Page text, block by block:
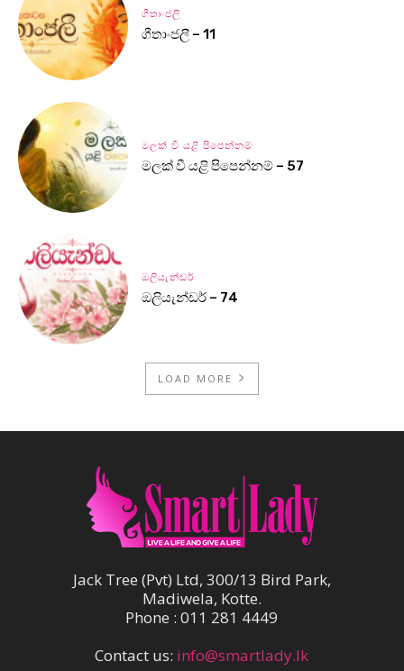
ගීතාංජලී
ගීතාංජලී – 11
මලක් වී යළි පිපෙන්නම්
මලක් වී යළි පිපෙන්නම් – 57
ඔලියැන්ඩර්
ඔලියැන්ඩර් – 74
LOAD MORE
Jack Tree (Pvt) Ltd, 300/13 Bird Park,
Madiwela, Kotte.
Phone : 011 281 4449
Contact us: info@smartlady.lk